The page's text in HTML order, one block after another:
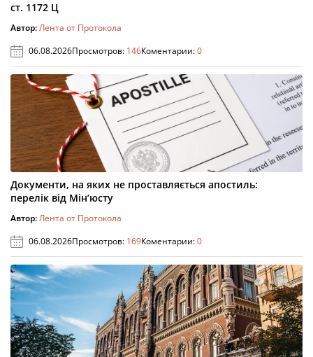
ст. 1172 Ц
Автор:Лента от Протокола
06.08.2026Просмотров: 146Коментарии:0
Документи, на яких не проставляється апостиль:
перелік від Мін’юсту
Автор:Лента от Протокола
06.08.2026Просмотров: 169Коментарии:0